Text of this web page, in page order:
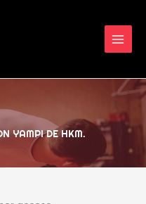
YAMPI DE HKM.